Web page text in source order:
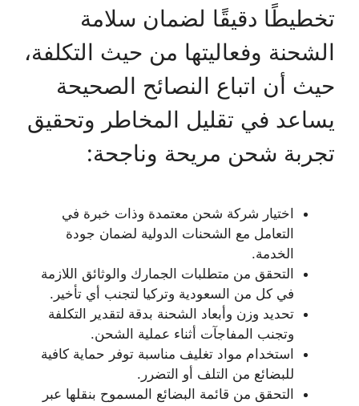
تخطيطًا دقيقًا لضمان سلامة
الشحنة وفعاليتها من حيث التكلفة،
حيث أن اتباع النصائح الصحيحة
يساعد في تقليل المخاطر وتحقيق
تجربة شحن مريحة وناجحة:
اختيار شركة شحن معتمدة وذات خبرة في
التعامل مع الشحنات الدولية لضمان جودة
الخدمة.
التحقق من متطلبات الجمارك والوثائق اللازمة
في كل من السعودية وتركيا لتجنب أي تأخير.
تحديد وزن وأبعاد الشحنة بدقة لتقدير التكلفة
وتجنب المفاجآت أثناء عملية الشحن.
استخدام مواد تغليف مناسبة توفر حماية كافية
للبضائع من التلف أو التضرر.
التحقق من قائمة البضائع المسموح بنقلها عبر